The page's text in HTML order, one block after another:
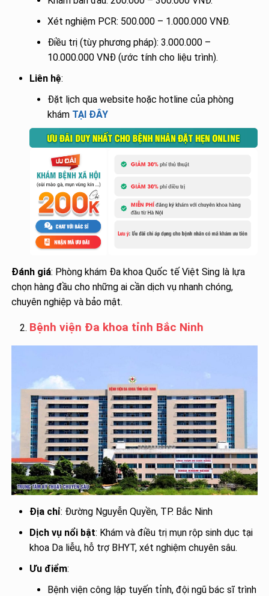
Xét nghiệm PCR: 500.000 – 1.000.000 VNĐ.
Điều trị (tùy phương pháp): 3.000.000 –
10.000.000 VNĐ (ước tính cho liệu trình).
Liên hệ:
Đặt lịch qua website hoặc hotline của phòng
khám TẠI ĐÂY
Đánh giá: Phòng khám Đa khoa Quốc tế Việt Sing là lựa
chọn hàng đầu cho những ai cần dịch vụ nhanh chóng,
chuyên nghiệp và bảo mật.
Bệnh viện Đa khoa tỉnh Bắc Ninh
Địa chỉ: Đường Nguyễn Quyền, TP. Bắc Ninh
Dịch vụ nổi bật: Khám và điều trị mụn rộp sinh dục tại
khoa Da liễu, hỗ trợ BHYT, xét nghiệm chuyên sâu.
Ưu điểm:
Bệnh viện công lập tuyến tỉnh, đội ngũ bác sĩ trình